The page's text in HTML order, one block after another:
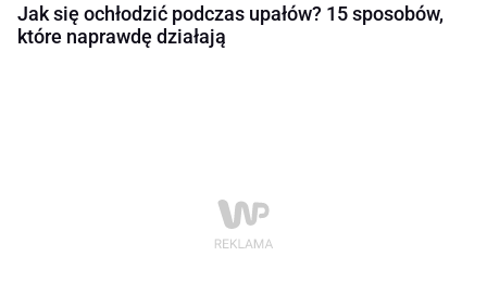
Jak się ochłodzić podczas upałów? 15 sposobów,
które naprawdę działają